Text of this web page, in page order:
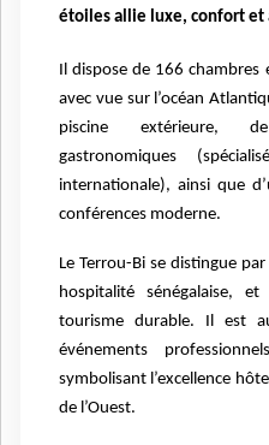
étoiles allie luxe, confort
Il dispose de 166 chambres
avec vue sur l’océan
piscine extérieure,
gastronomiques
internationale), ainsi que
conférences moderne.
Le Terrou-Bi se distingue
hospitalité sénégalaise,
tourisme durable. Il est
événements
symbolisant l’excellence
de l’Ouest.